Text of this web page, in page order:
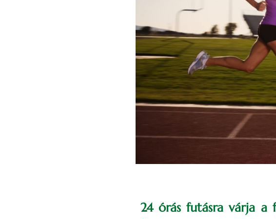
24 órás futásra várja a